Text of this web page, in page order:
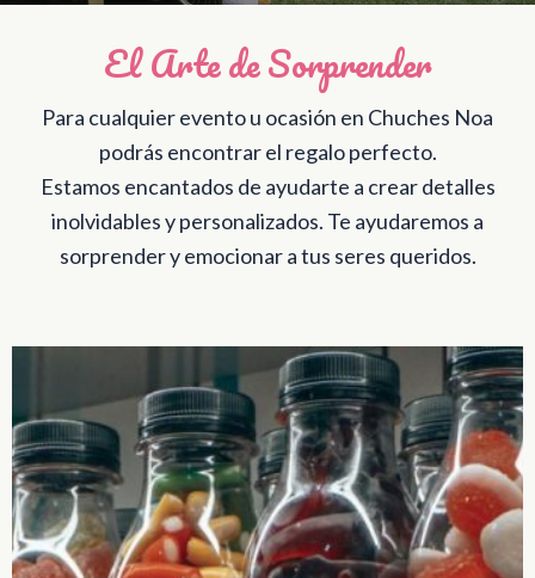
El Arte de Sorprender
Para cualquier evento u ocasión en Chuches Noa
podrás encontrar el regalo perfecto.
Estamos encantados de ayudarte a crear detalles
inolvidables y personalizados. Te ayudaremos a
sorprender y emocionar a tus seres queridos.